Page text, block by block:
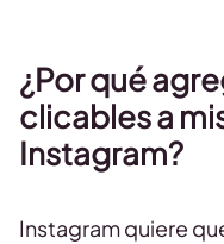
¿Por qué
clicables a
Instagram?
Instagram quiere